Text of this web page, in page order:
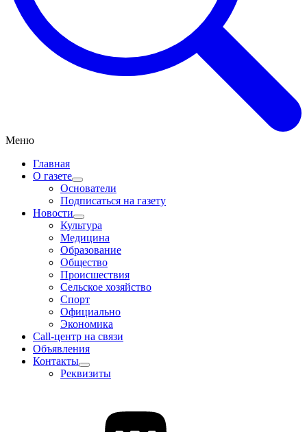
Меню
Главная
О газете
Основатели
Подписаться на газету
Новости
Культура
Медицина
Образование
Общество
Происшествия
Сельское хозяйство
Спорт
Официально
Экономика
Call-центр на связи
Объявления
Контакты
Реквизиты